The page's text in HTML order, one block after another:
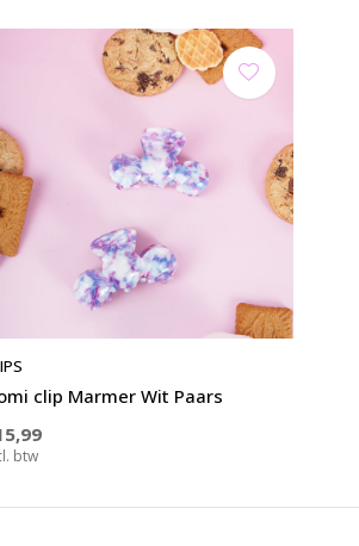
clip Marmer Wit Paars
btw